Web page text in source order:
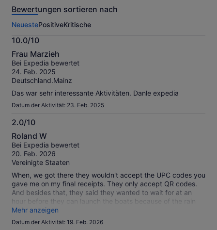
auswählst
dieser
Weitere
Informationen
zu
unseren
geprüften
Bewertungen.
Bewertungen sortieren nach
NeuestePositiveKritische
10.0/10
10.0
von
10
Frau Marzieh
Bei Expedia bewertet
24. Feb. 2025
Deutschland.Mainz
Das war sehr interessante Aktivitäten. Danle expedia
Datum der Aktivität: 23. Feb. 2025
2.0/10
2.0
von
10
Roland W
Bei Expedia bewertet
20. Feb. 2026
Vereinigte Staaten
When, we got there they wouldn't accept the UPC codes you
gave me on my final receipts. They only accept QR codes.
And besides that, they said they wanted to wait for at an
hour before they can launch the boats because of the rain
affecting the currents.
Mehr anzeigen
Datum der Aktivität: 19. Feb. 2026